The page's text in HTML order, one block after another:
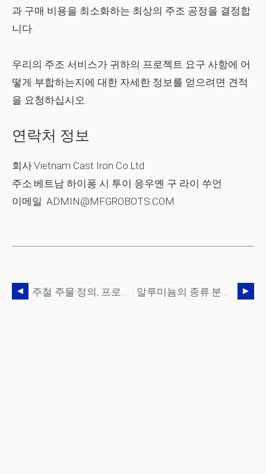
과 구매 비용을 최소화하는 최상의 주조 공정을 결정합
니다.
우리의 주조 서비스가 귀하의 프로젝트 요구 사항에 어
떻게 부합하는지에 대한 자세한 정보를 얻으려면 견적
을 요청하십시오.
연락처 정보
회사:Vietnam Cast Iron Co.Ltd
주소:베트남 하이퐁 시 투이 응우옌 구 라이 쑤언
이메일: ADMIN@MFGROBOTS.COM
주철 주물:정의, 프로세스, 기능 및 주조 알루미늄의 종류:분류, 특성 및 응용